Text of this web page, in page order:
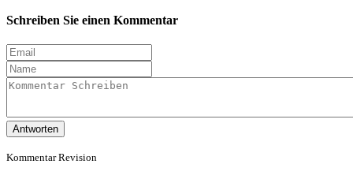
Schreiben Sie einen Kommentar
Antworten
Kommentar Revision